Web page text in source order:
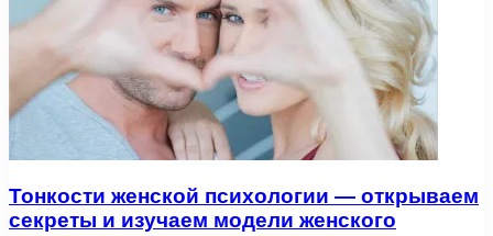
Тонкости женской психологии — открываем
секреты и изучаем модели женского